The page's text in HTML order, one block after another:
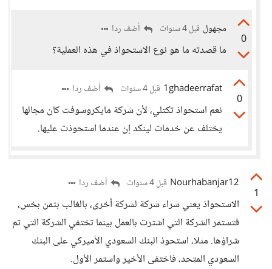
0
مجهول قبل 4 سنوات أضف ردا
ما قصدته ما هو نوع الاستحواذ في هذه العملية؟
0
1ghadeerrafat قبل 4 سنوات أضف ردا
نعم استحواذ تكتلي، لأن شركة مايكروسوفت كان مجالها
يختلف عن خدمات لينكد إن عندما استحوذت عليها.
1
Nourhabanjar12 قبل 4 سنوات أضف ردا
الاستحواذ يعني شراء شركة لشركة أخرى، بالغالب بثمن بخس،
فتستمر الشركة التي اشترت بالعمل بينما تختفي الشركة التي تم
شراؤها. مثلا، استحوذ البنك السعودي الأميركي على البنك
السعودي المتحد، فاختفى الأخير واستمر الأول.